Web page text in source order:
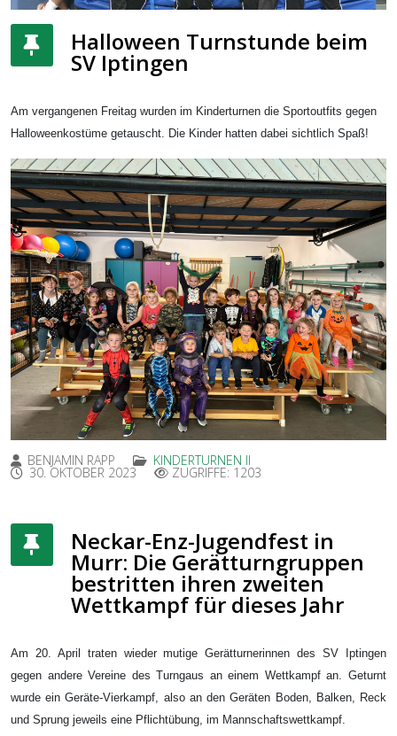
Halloween Turnstunde beim
SV Iptingen
Am vergangenen Freitag wurden im Kinderturnen die Sportoutfits gegen
Halloweenkostüme getauscht. Die Kinder hatten dabei sichtlich Spaß!
BENJAMIN RAPP KINDERTURNEN II
30. OKTOBER 2023 ZUGRIFFE: 1203
Neckar-Enz-Jugendfest in
Murr: Die Gerätturngruppen
bestritten ihren zweiten
Wettkampf für dieses Jahr
Am 20. April traten wieder mutige Gerätturnerinnen des SV Iptingen
gegen andere Vereine des Turngaus an einem Wettkampf an. Geturnt
wurde ein Geräte-Vierkampf, also an den Geräten Boden, Balken, Reck
und Sprung jeweils eine Pflichtübung, im Mannschaftswettkampf.